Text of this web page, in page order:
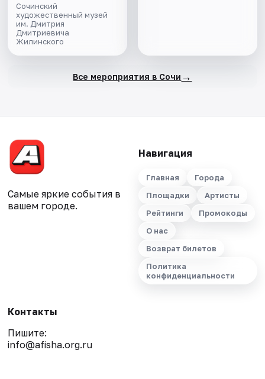
Сочинский
художественный музей
им. Дмитрия
Дмитриевича
Жилинского
Все мероприятия в Сочи →
Самые яркие события в
вашем городе.
Навигация
Главная
Города
Площадки
Артисты
Рейтинги
Промокоды
О нас
Возврат билетов
Политика
конфиденциальности
Контакты
Пишите:
info@afisha.org.ru